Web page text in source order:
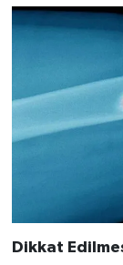
Dikkat